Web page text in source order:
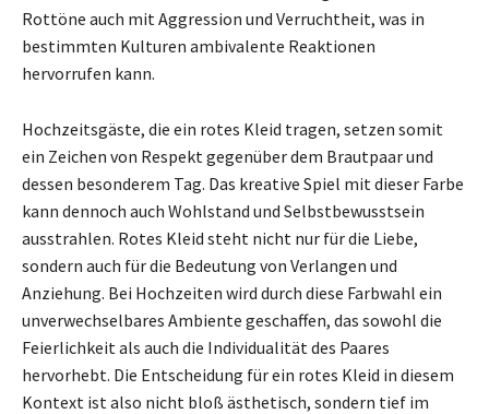
Rottöne auch mit Aggression und Verruchtheit, was in
bestimmten Kulturen ambivalente Reaktionen
hervorrufen kann.
Hochzeitsgäste, die ein rotes Kleid tragen, setzen somit
ein Zeichen von Respekt gegenüber dem Brautpaar und
dessen besonderem Tag. Das kreative Spiel mit dieser Farbe
kann dennoch auch Wohlstand und Selbstbewusstsein
ausstrahlen. Rotes Kleid steht nicht nur für die Liebe,
sondern auch für die Bedeutung von Verlangen und
Anziehung. Bei Hochzeiten wird durch diese Farbwahl ein
unverwechselbares Ambiente geschaffen, das sowohl die
Feierlichkeit als auch die Individualität des Paares
hervorhebt. Die Entscheidung für ein rotes Kleid in diesem
Kontext ist also nicht bloß ästhetisch, sondern tief im